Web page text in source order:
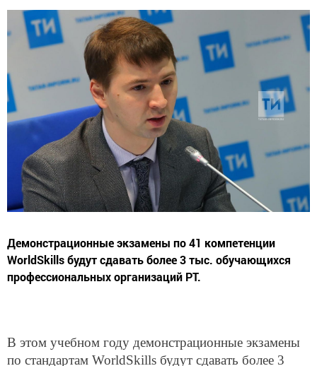
Демонстрационные экзамены по 41 компетенции
WorldSkills будут сдавать более 3 тыс. обучающихся
профессиональных организаций РТ.
В этом учебном году демонстрационные экзамены
по стандартам WorldSkills будут сдавать более 3